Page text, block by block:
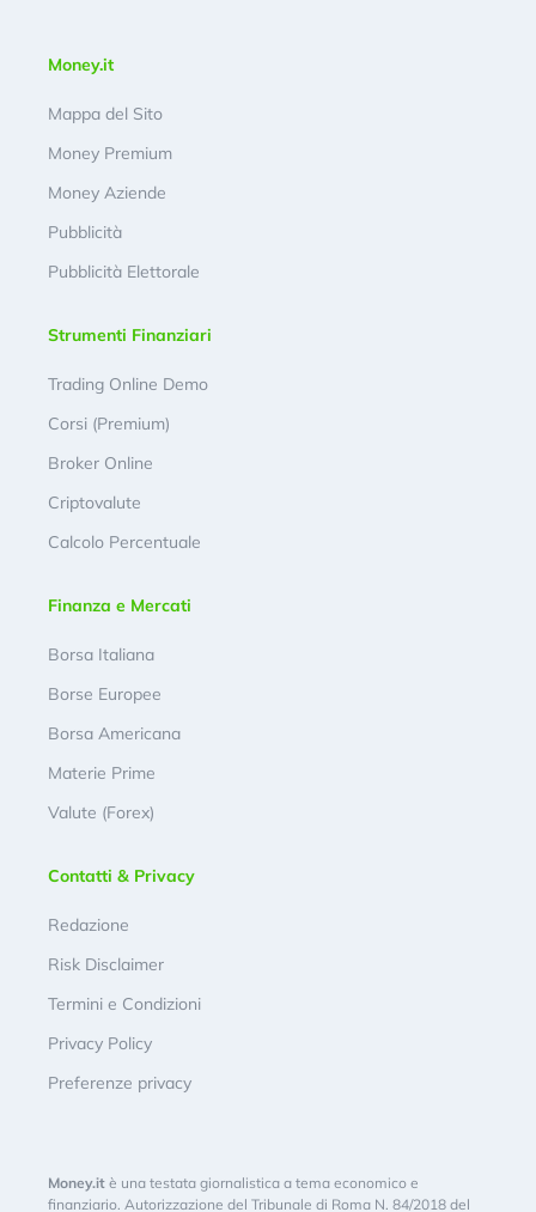
Money.it
Mappa del Sito
Money Premium
Money Aziende
Pubblicità
Pubblicità Elettorale
Strumenti Finanziari
Trading Online Demo
Corsi (Premium)
Broker Online
Criptovalute
Calcolo Percentuale
Finanza e Mercati
Borsa Italiana
Borse Europee
Borsa Americana
Materie Prime
Valute (Forex)
Contatti & Privacy
Redazione
Risk Disclaimer
Termini e Condizioni
Privacy Policy
Preferenze privacy
Money.it è una testata giornalistica a tema economico e
finanziario. Autorizzazione del Tribunale di Roma N. 84/2018 del